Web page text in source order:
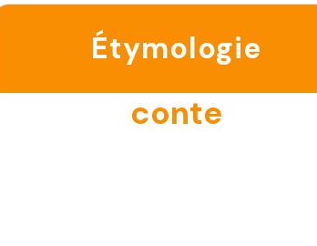
Étymologie
conte